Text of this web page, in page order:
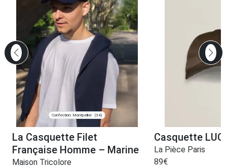
Confection: Montpellier (34)
La Casquette Filet
Française Homme – Marine
Maison Tricolore
Casquette
La Pièce Paris
89€